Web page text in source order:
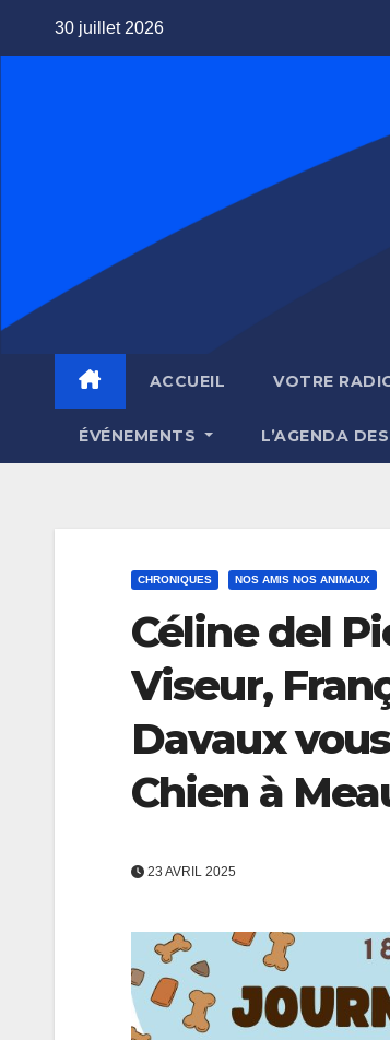
30 juillet 2026
ACCUEIL VOTRE
ÉVÉNEMENTS L’AGENDA
CHRONIQUES NOS AMIS NOS ANIMAUX
Céline del
Viseur,
Davaux
Chien à
23 AVRIL 2025